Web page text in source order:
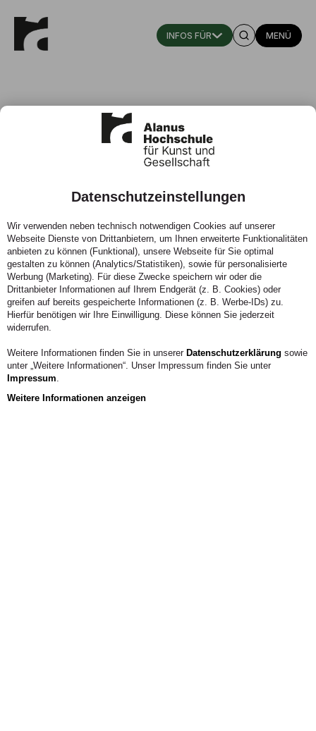
MENÜ
Institut für Kindheitspädagogik, Fachbereich
Bildungswissenschaft
Telefon:(0 22 22) 93 21 1501
KONTAKT
Datenschutzeinstellungen
Wir verwenden neben technisch notwendigen Cookies auf unserer
Webseite Dienste von Drittanbietern, um Ihnen erweiterte Funktionalitäten
anbieten zu können (Funktional), unsere Webseite für Sie optimal
gestalten zu können (Analytics/Statistiken), sowie für personalisierte
Werbung (Marketing). Für diese Zwecke speichern wir oder die
Drittanbieter Informationen auf Ihrem Endgerät (z. B. Cookies) oder
greifen auf bereits gespeicherte Informationen (z. B. Werbe-IDs) zu.
Hierfür benötigen wir Ihre Einwilligung. Diese können Sie jederzeit
widerrufen.
Weitere Informationen finden Sie in unserer Datenschutzerklärung sowie
unter „Weitere Informationen“. Unser Impressum finden Sie unter
Impressum.
Weitere Informationen anzeigen